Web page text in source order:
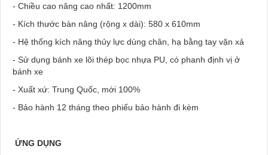
- Chiều cao nâng cao nhất: 1200mm
- Kích thước bàn nâng (rộng x dài): 580 x 610mm
- Hệ thống kích nâng thủy lực dùng chân, hạ bằng tay vặn xả
- Sử dụng bánh xe lõi thép bọc nhựa PU, có phanh định vị ở
bánh xe
- Xuất xứ: Trung Quốc, mới 100%
- Bảo hành 12 tháng theo phiếu bảo hành đi kèm
ỨNG DỤNG